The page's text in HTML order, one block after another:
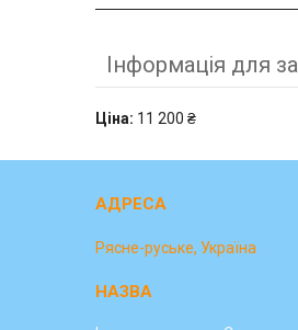
Інформація для
Ціна: 11 200 ₴
Рясне-руське, Україна